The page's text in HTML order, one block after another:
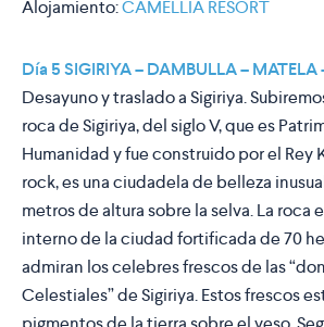
Alojamiento:CAMELLIA RESORT
Día 5 SIGIRIYA – DAMBULLA –
Desayuno y traslado a Sigiriya.
roca de Sigiriya, del siglo V, que es
Humanidad y fue construido por el Rey
rock, es una ciudadela de belleza
metros de altura sobre la selva. La roca
interno de la ciudad fortificada de 70
admiran los celebres frescos de las
Celestiales” de Sigiriya. Estos frescos